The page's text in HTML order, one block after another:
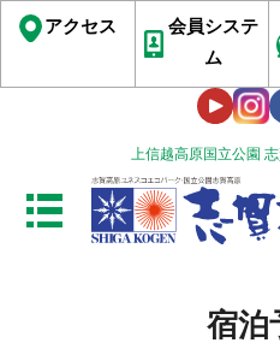
上信越高原国立公園
アクセス
会員システ
ム
宿泊